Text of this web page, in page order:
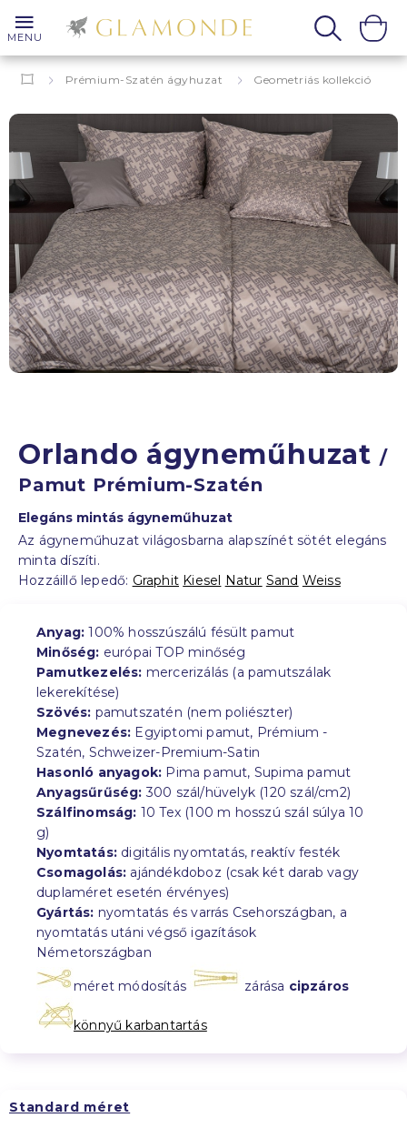
MENU
Prémium-Szatén ágyhuzat Geometriás kollekció
Grafika Orlando
Orlando ágyneműhuzat /
Pamut Prémium-Szatén
Elegáns mintás ágyneműhuzat
Az ágyneműhuzat világosbarna alapszínét sötét elegáns
minta díszíti.
Hozzáillő lepedő: Graphit Kiesel Natur Sand Weiss
Anyag: 100% hosszúszálú fésült pamut
Minőség: európai TOP minőség
Pamutkezelés: mercerizálás (a pamutszálak
lekerekítése)
Szövés: pamutszatén (nem poliészter)
Megnevezés: Egyiptomi pamut, Prémium -
Szatén, Schweizer-Premium-Satin
Hasonló anyagok: Pima pamut, Supima pamut
Anyagsűrűség: 300 szál/hüvelyk (120 szál/cm2)
Szálfinomság: 10 Tex (100 m hosszú szál súlya 10
g)
Nyomtatás: digitális nyomtatás, reaktív festék
Csomagolás: ajándékdoboz (csak két darab vagy
duplaméret esetén érvényes)
Gyártás: nyomtatás és varrás Csehországban, a
nyomtatás utáni végső igazítások
Németországban
méret módosítás zárása cipzáros
könnyű karbantartás
Standard méret